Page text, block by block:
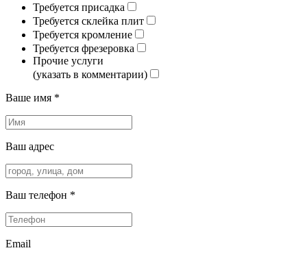
Требуется присадка
Требуется склейка плит
Требуется кромление
Требуется фрезеровка
Прочие услуги
(указать в комментарии)
Ваше имя *
Ваш адрес
Ваш телефон *
Email